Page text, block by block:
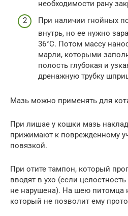
необходимости рану
При наличии гнойных
внутрь, но ее нужно
36°C. Потом массу
марли, которыми
полость глубокая и
дренажную трубку
Мазь можно применять для
При лишае у кошки мазь
прижимают к поврежденному
повязкой.
При отите тампон, который
вводят в ухо (если
не нарушена). На шею питомца
который не позволит ему